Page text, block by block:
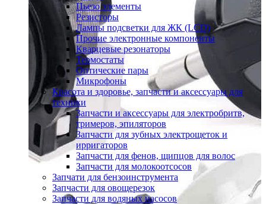
Пьезо элементы
Резисторы
Лампы подсветки для ЖК (LCD)
Прочие электронные компоненты
Кварцевые резонаторы
Термостаты
Оптические пары
Микрофоны
Красота и здоровье, запчасти и аксессуары для
техники
Запчасти и аксессуары для электробритв,
тримеров, эпиляторов
Запчасти для зубных электрощеток и
ирригаторов
Запчасти для фенов, щипцов для волос
Запчасти для молокоотсосов
Запчати для бензоинструмента
Запчасти для овощерезок
Запчасти для водяных насосов